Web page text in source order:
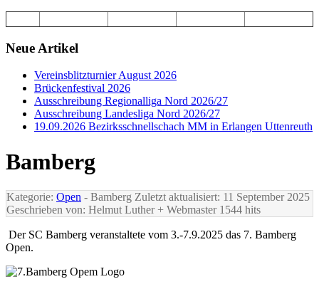
Neue Artikel
Vereinsblitzturnier August 2026
Brückenfestival 2026
Ausschreibung Regionalliga Nord 2026/27
Ausschreibung Landesliga Nord 2026/27
19.09.2026 Bezirksschnellschach MM in Erlangen Uttenreuth
Bamberg
Kategorie: Open - Bamberg Zuletzt aktualisiert: 11 September 2025
Geschrieben von: Helmut Luther + Webmaster1544 hits
Der SC Bamberg veranstaltete vom 3.-7.9.2025 das 7. Bamberg
Open.